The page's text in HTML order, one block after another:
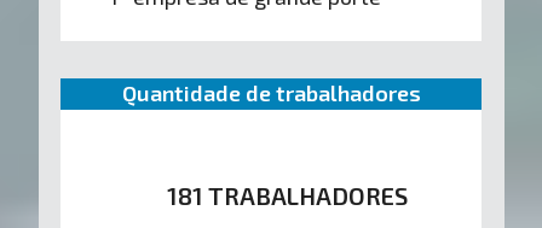
Quantidade de trabalhadores
181 TRABALHADORES